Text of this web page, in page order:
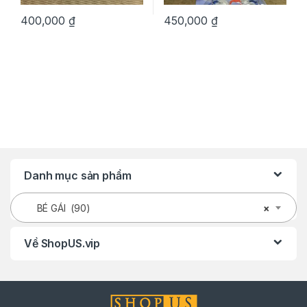
400,000 ₫ 450,000 ₫
Danh mục sản phẩm
×
BÉ GÁI (90)
Về ShopUS.vip